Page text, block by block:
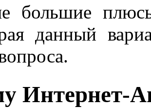
большие
данный